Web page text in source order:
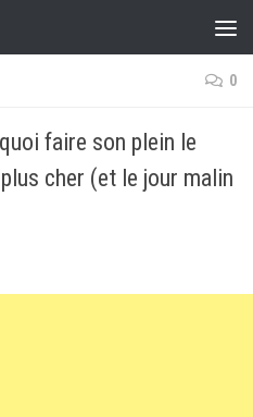
0
faire son plein le
cher (et le jour malin